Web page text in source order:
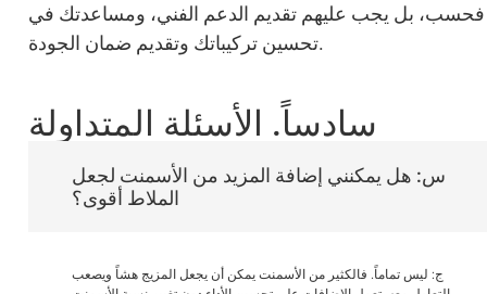
فحسب، بل يجب عليهم تقديم الدعم الفني، ومساعدتك في
تحسين تركيباتك وتقديم ضمان الجودة.
سادساً. الأسئلة المتداولة
س: هل يمكنني إضافة المزيد من الأسمنت لجعل
الملاط أقوى؟
ج: ليس تماماً. فالكثير من الأسمنت يمكن أن يجعل المزيج هشاً ويصعب